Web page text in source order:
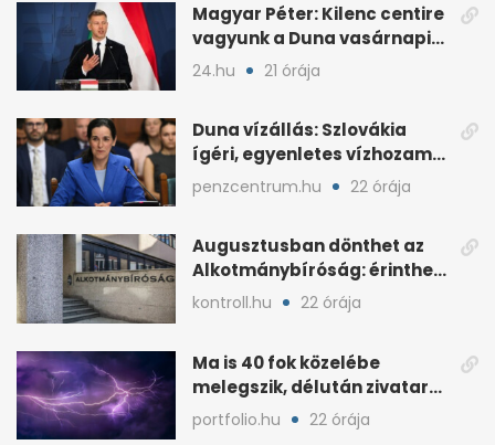
Magyar Péter: Kilenc centire
vagyunk a Duna vasárnapi
mélypontjától
24.hu 21 órája
Duna vízállás: Szlovákia
ígéri, egyenletes vízhozam
jön Magyarországra
penzcentrum.hu 22 órája
Augusztusban dönthet az
Alkotmánybíróság: érintheti
az uniós forrásokat
kontroll.hu 22 órája
Ma is 40 fok közelébe
melegszik, délután zivatar
és viharos szél jöhet
portfolio.hu 22 órája